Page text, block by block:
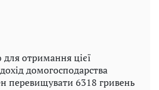
отримання цієї
домогосподарства
перевищувати 6318 гривень